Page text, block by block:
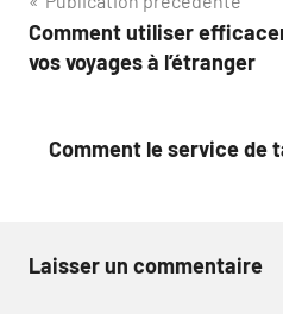
de
Comment utiliser
vos voyages à l’étranger
Comment le service de
Laisser un commentaire